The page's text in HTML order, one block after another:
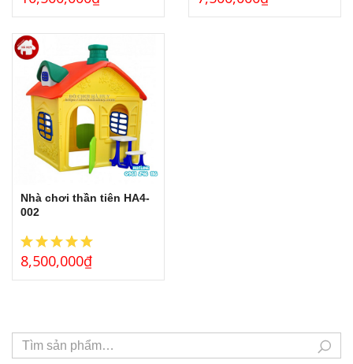
Nhà chơi thần tiên HA4-
002
8,500,000₫